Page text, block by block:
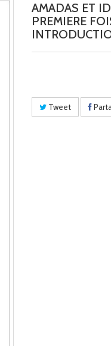
AMADAS ET
PREMIERE
Tweet